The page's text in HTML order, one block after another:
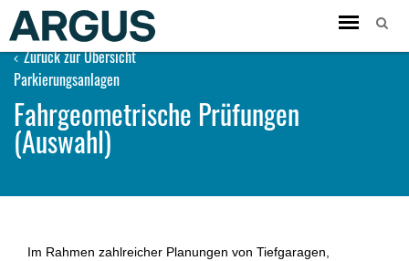
Toggle
Zurück zur Übersicht
Parkierungsanlagen
Fahrgeometrische Prüfungen
(Auswahl)
Im Rahmen zahlreicher Planungen von Tiefgaragen,